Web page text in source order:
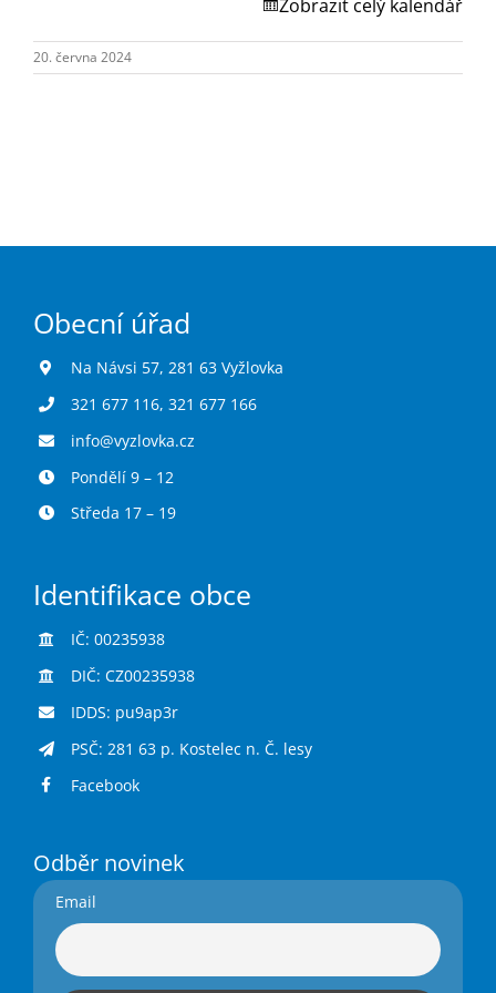
Turistika
Koupaliště
Zobrazit celý kalendář
20. června 2024
Obecní úřad
Na Návsi 57, 281 63 Vyžlovka
321 677 116, 321 677 166
info@vyzlovka.cz
Pondělí 9 – 12
Středa 17 – 19
Identifikace obce
IČ: 00235938
DIČ: CZ00235938
IDDS: pu9ap3r
PSČ: 281 63 p. Kostelec n. Č. lesy
Facebook
Odběr novinek
Email